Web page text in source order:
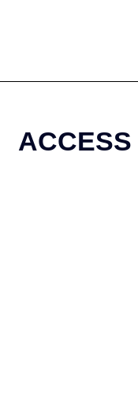
ACCESS